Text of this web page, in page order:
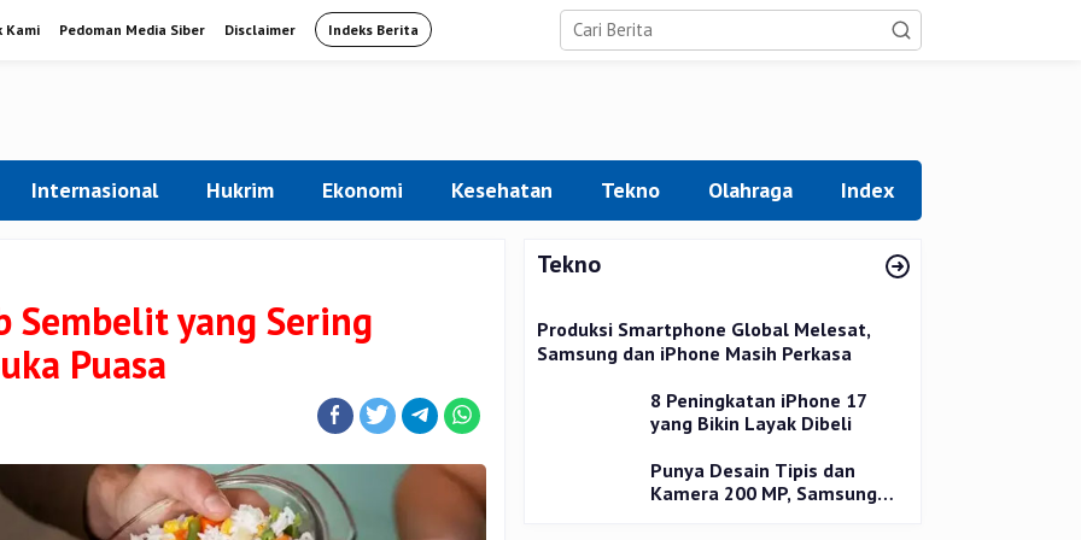
Kami Pedoman Media Siber Disclaimer Indeks Berita
Internasional Hukrim Ekonomi Kesehatan Tekno Olahraga Index
Sembelit yang Sering
Puasa
Tekno
Produksi Smartphone Global Melesat,
Samsung dan iPhone Masih Perkasa
8 Peningkatan iPhone 17
yang Bikin Layak Dibeli
Punya Desain Tipis dan
Kamera 200 MP, Samsung